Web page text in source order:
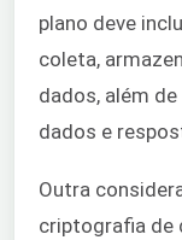
plano deve
coleta,
dados, além
dados e
Outra
criptografia de